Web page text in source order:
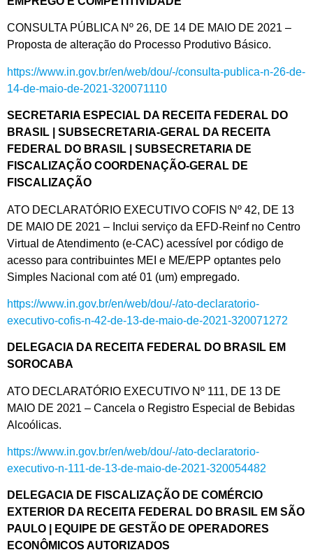
CONSULTA PÚBLICA Nº 26, DE 14 DE MAIO DE 2021 –
Proposta de alteração do Processo Produtivo Básico.
https://www.in.gov.br/en/web/dou/-/consulta-publica-n-26-de-
14-de-maio-de-2021-320071110
SECRETARIA ESPECIAL DA RECEITA FEDERAL DO
BRASIL | SUBSECRETARIA-GERAL DA RECEITA
FEDERAL DO BRASIL | SUBSECRETARIA DE
FISCALIZAÇÃO COORDENAÇÃO-GERAL DE
FISCALIZAÇÃO
ATO DECLARATÓRIO EXECUTIVO COFIS Nº 42, DE 13
DE MAIO DE 2021 – Inclui serviço da EFD-Reinf no Centro
Virtual de Atendimento (e-CAC) acessível por código de
acesso para contribuintes MEI e ME/EPP optantes pelo
Simples Nacional com até 01 (um) empregado.
https://www.in.gov.br/en/web/dou/-/ato-declaratorio-
executivo-cofis-n-42-de-13-de-maio-de-2021-320071272
DELEGACIA DA RECEITA FEDERAL DO BRASIL EM
SOROCABA
ATO DECLARATÓRIO EXECUTIVO Nº 111, DE 13 DE
MAIO DE 2021 – Cancela o Registro Especial de Bebidas
Alcoólicas.
https://www.in.gov.br/en/web/dou/-/ato-declaratorio-
executivo-n-111-de-13-de-maio-de-2021-320054482
DELEGACIA DE FISCALIZAÇÃO DE COMÉRCIO
EXTERIOR DA RECEITA FEDERAL DO BRASIL EM SÃO
PAULO | EQUIPE DE GESTÃO DE OPERADORES
ECONÔMICOS AUTORIZADOS